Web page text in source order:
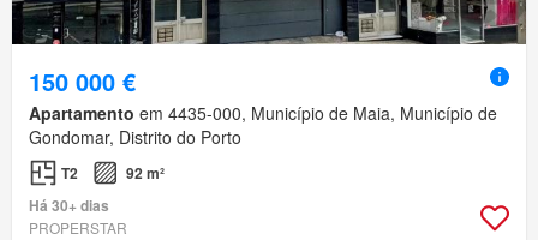
150 000 €
Apartamento em 4435-000, Município de Maia, Município de
Gondomar, Distrito do Porto
T2
92 m²
Há 30+ dias
PROPERSTAR